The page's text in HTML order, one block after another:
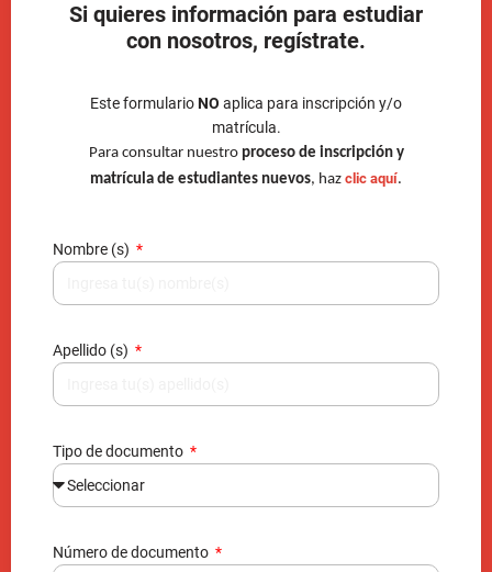
Si quieres información para estudiar
con nosotros, regístrate.
Este formularioNO aplica para inscripción y/o
matrícula.
Para consultar nuestro proceso de inscripción y
matrícula de estudiantes nuevos, haz clic aquí.
Nombre (s)
Apellido (s)
Tipo de documento
Número de documento